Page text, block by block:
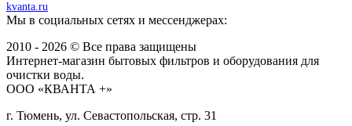
kvanta.ru
Мы в социальных сетях и мессенджерах:
2010 - 2026 © Все права защищены
Интернет-магазин бытовых фильтров и оборудования для
очистки воды.
ООО «КВАНТА +»
г. Тюмень, ул. Севастопольская, стр. 31